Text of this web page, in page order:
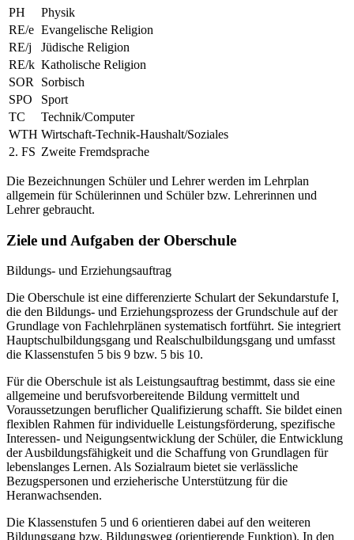
PH
Physik
RE/e Evangelische Religion
RE/j
Jüdische Religion
RE/k Katholische Religion
SOR
Sorbisch
SPO
Sport
TC
Technik/Computer
WTH Wirtschaft-Technik-Haushalt/Soziales
2. FS Zweite Fremdsprache
Die Bezeichnungen Schüler und Lehrer werden im Lehrplan
allgemein für Schülerinnen und Schüler bzw. Lehrerinnen und
Lehrer gebraucht.
Ziele und Aufgaben der Oberschule
Bildungs- und Erziehungsauftrag
Die Oberschule ist eine differenzierte Schulart der Sekundarstufe I,
die den Bildungs- und Erziehungsprozess der Grundschule auf der
Grundlage von Fachlehrplänen systematisch fortführt. Sie integriert
Hauptschulbildungsgang und Realschulbildungsgang und umfasst
die Klassenstufen 5 bis 9 bzw. 5 bis 10.
Für die Oberschule ist als Leistungsauftrag bestimmt, dass sie eine
allgemeine und berufsvorbereitende Bildung vermittelt und
Voraussetzungen beruflicher Qualifizierung schafft. Sie bildet einen
flexiblen Rahmen für individuelle Leistungsförderung, spezifische
Interessen- und Neigungsentwicklung der Schüler, die Entwicklung
der Ausbildungsfähigkeit und die Schaffung von Grundlagen für
lebenslanges Lernen. Als Sozialraum bietet sie verlässliche
Bezugspersonen und erzieherische Unterstützung für die
Heranwachsenden.
Die Klassenstufen 5 und 6 orientieren dabei auf den weiteren
Bildungsgang bzw. Bildungsweg (orientierende Funktion). In den